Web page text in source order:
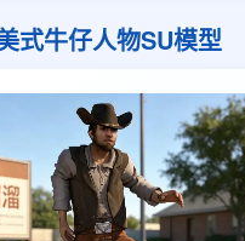
式牛仔人物SU模型